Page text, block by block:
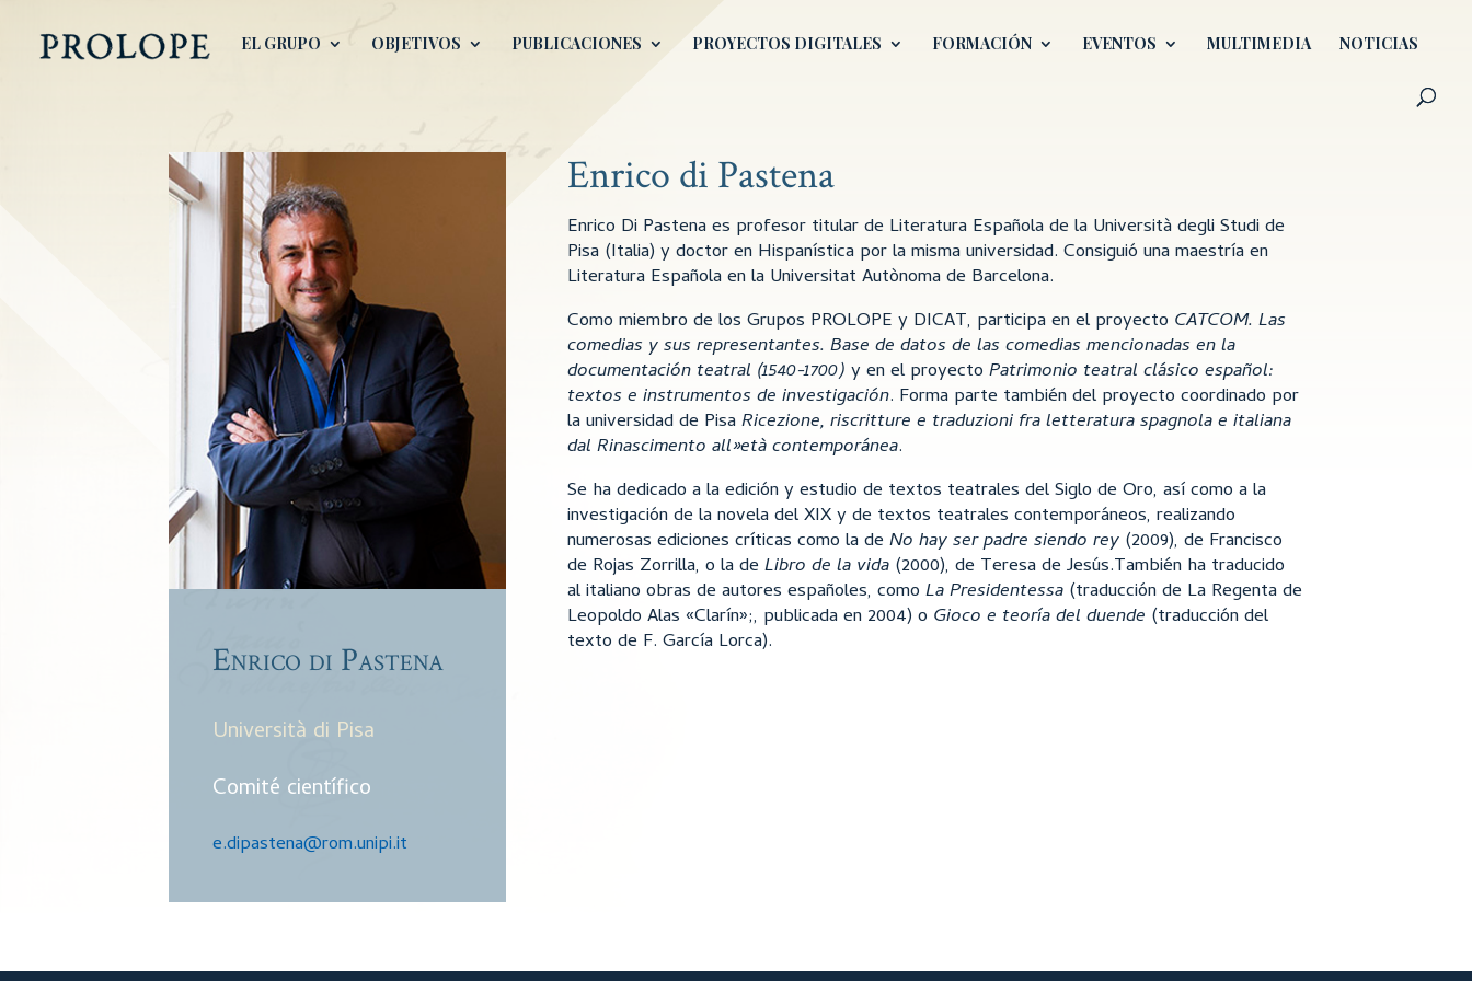
EL GRUPO OBJETIVOS PUBLICACIONES PROYECTOS DIGITALES FORMACIÓN EVENTOS MULTIMEDIA NOTICIAS
Enrico di Pastena
Università di Pisa
Comité científico
e.dipastena@rom.unipi.it
Enrico di Pastena
Enrico Di Pastena es profesor titular de Literatura Española de la Università degli Studi de
Pisa (Italia) y doctor en Hispanística por la misma universidad. Consiguió una maestría en
Literatura Española en la Universitat Autònoma de Barcelona.
Como miembro de los Grupos PROLOPE y DICAT, participa en el proyecto CATCOM. Las
comedias y sus representantes. Base de datos de las comedias mencionadas en la
documentación teatral (1540-1700) y en el proyectoPatrimonio teatral clásico español:
textos e instrumentos de investigación. Forma parte también del proyecto coordinado por
la universidad de PisaRicezione, riscritture e traduzioni fra letteratura spagnola e italiana
dal Rinascimento all»età contemporánea.
Se ha dedicado a la edición y estudio de textos teatrales del Siglo de Oro, así como a la
investigación de la novela del XIX y de textos teatrales contemporáneos, realizando
numerosas ediciones críticas como la deNo hay ser padre siendo rey (2009), de Francisco
de Rojas Zorrilla, o la deLibro de la vida (2000), de Teresa de Jesús.También ha traducido
al italiano obras de autores españoles, comoLa Presidentessa (traducción de La Regenta de
Leopoldo Alas «Clarín»;, publicada en 2004) o Gioco e teoría del duende (traducción del
texto de F. García Lorca).